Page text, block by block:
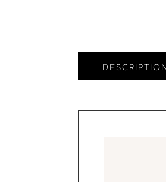
DESCRIPTION